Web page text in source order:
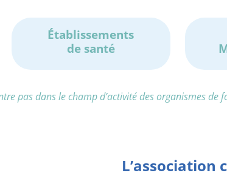
Établissements
de santé
pas dans le champ d’activité des organismes
L’association